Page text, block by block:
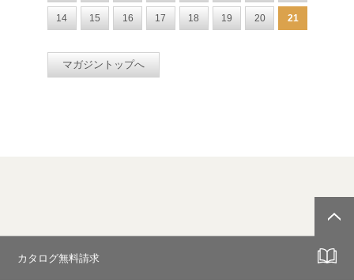
14 15 16 17 18 19 20 21
マガジントップへ
カタログ無料請求